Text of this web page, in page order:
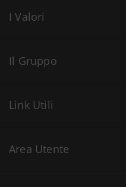
I Valori
Il Gruppo
Link Utili
Area Utente